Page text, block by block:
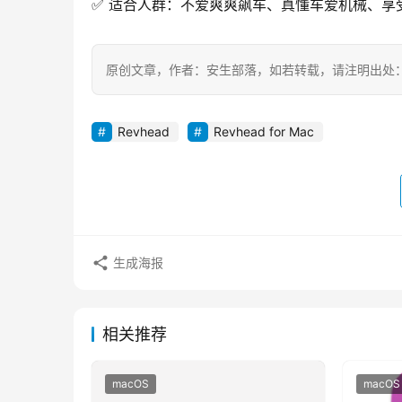
✅ 适合人群：不爱爽爽飙车、真懂车爱机械、
原创文章，作者：安生部落，如若转载，请注明出
Revhead Revhead for Mac
生成海报
相关推荐
macOS macOS